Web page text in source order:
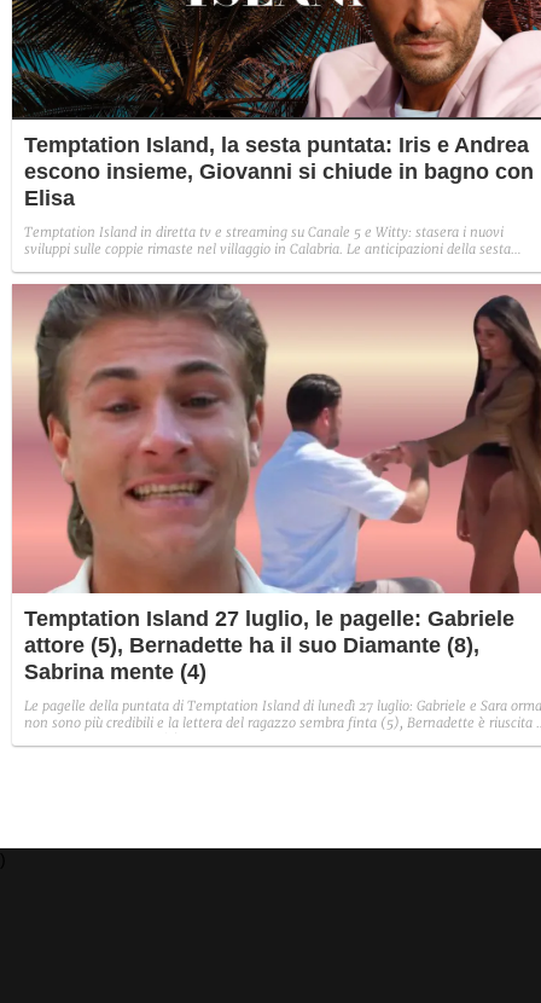
Temptation Island, la sesta puntata: Iris e Andrea
escono insieme, Giovanni si chiude in bagno con
Elisa
Temptation Island in diretta tv e streaming su Canale 5 e Witty: stasera i nuovi
sviluppi sulle coppie rimaste nel villaggio in Calabria. Le anticipazioni della sesta
Sabrina rifiuta il falò con Giovanni e si avvicina a Lory.
Temptation Island 27 luglio, le pagelle: Gabriele
attore (5), Bernadette ha il suo Diamante (8),
Sabrina mente (4)
Le pagelle della puntata di Temptation Island di lunedì 27 luglio: Gabriele e Sara
non sono più credibili e la lettera del ragazzo sembra finta (5), Bernadette è riuscita